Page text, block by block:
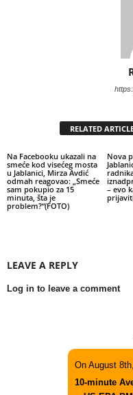
RELATED
Na Facebooku ukazali na
smeće kod visećeg mosta
u Jablanici, Mirza Avdić
odmah reagovao: „Smeće
sam pokupio za 15
minuta, šta je
problem?“(FOTO)
Nova
– evo
LEAVE A REPLY
Log in to leave a comment
On August
10-minute